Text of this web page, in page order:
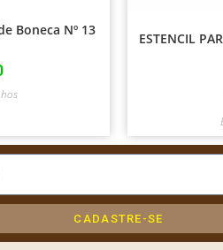
Boneca Nº 13
ESTENCIL
CADASTRE-SE